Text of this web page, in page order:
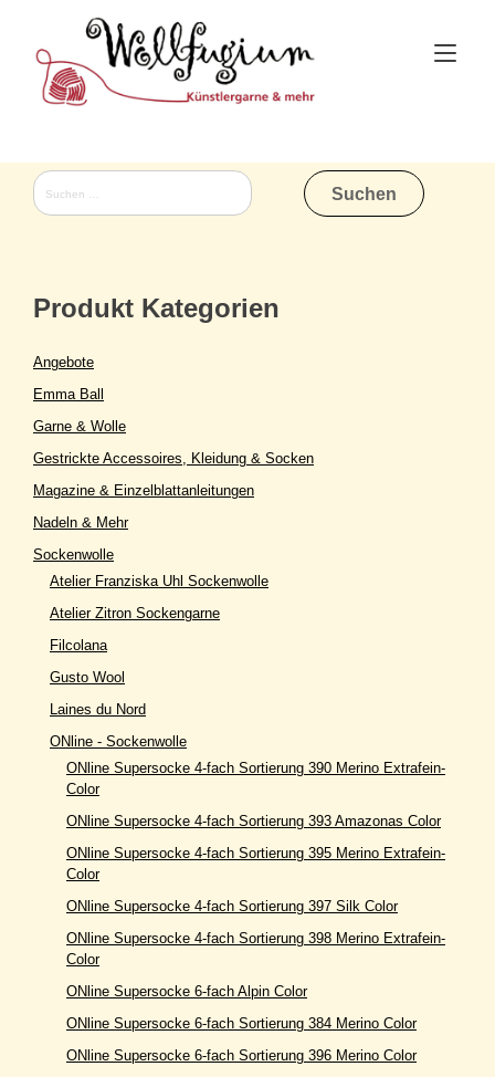
content
Suchen
nach:
Produkt Kategorien
Angebote
Emma Ball
Garne & Wolle
Gestrickte Accessoires, Kleidung & Socken
Magazine & Einzelblattanleitungen
Nadeln & Mehr
Sockenwolle
Atelier Franziska Uhl Sockenwolle
Atelier Zitron Sockengarne
Filcolana
Gusto Wool
Laines du Nord
ONline - Sockenwolle
ONline Supersocke 4-fach Sortierung 390 Merino Extrafein-
Color
ONline Supersocke 4-fach Sortierung 393 Amazonas Color
ONline Supersocke 4-fach Sortierung 395 Merino Extrafein-
Color
ONline Supersocke 4-fach Sortierung 397 Silk Color
ONline Supersocke 4-fach Sortierung 398 Merino Extrafein-
Color
ONline Supersocke 6-fach Alpin Color
ONline Supersocke 6-fach Sortierung 384 Merino Color
ONline Supersocke 6-fach Sortierung 396 Merino Color